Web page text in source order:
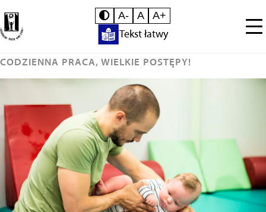
A- A A+
Tekst łatwy
CODZIENNA PRACA, WIELKIE POSTĘPY!